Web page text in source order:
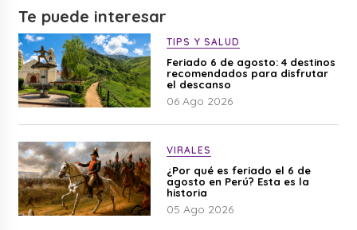
Te puede interesar
TIPS Y SALUD
Feriado 6 de agosto: 4 destinos
recomendados para disfrutar
el descanso
06 Ago 2026
VIRALES
¿Por qué es feriado el 6 de
agosto en Perú? Esta es la
historia
05 Ago 2026